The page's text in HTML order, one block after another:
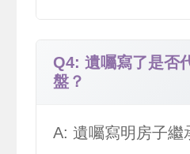
Q4: 遺囑寫了是否
盤？
A: 遺囑寫明房子繼